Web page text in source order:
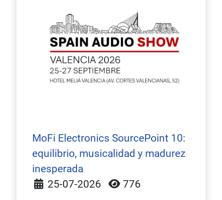
MoFi Electronics SourcePoint 10:
equilibrio, musicalidad y madurez
inesperada
Detalles
25-07-2026 776